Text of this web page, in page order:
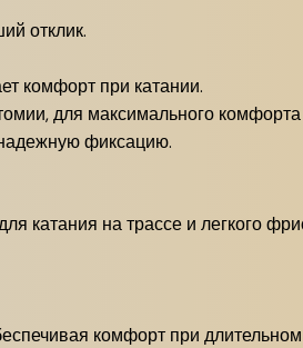
отклик.
комфорт при катании.
для максимального комфорта
фиксацию.
катания на трассе и легкого
комфорт при длительном